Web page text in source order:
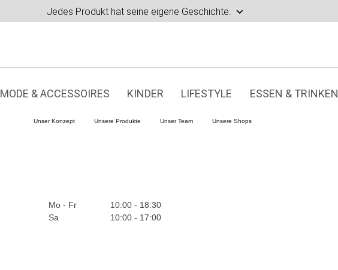
Jedes Produkt hat seine eigene Geschichte.
MODE & ACCESSOIRES KINDER LIFESTYLE ESSEN & TRINKEN
Unser Konzept Unsere Produkte Unser Team Unsere Shops
Mo - Fr
10:00 - 18:30
Sa
10:00 - 17:00